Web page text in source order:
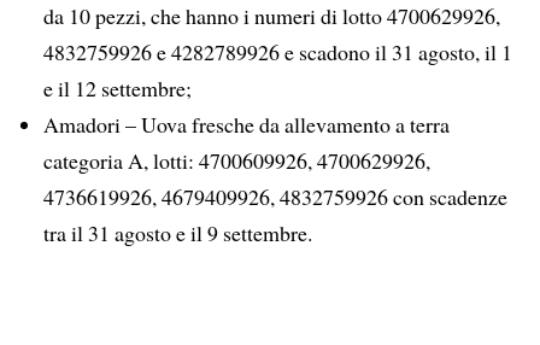
da 10 pezzi, che hanno i numeri di lotto 4700629926,
4832759926 e 4282789926 e scadono il 31 agosto, il 1
e il 12 settembre;
Amadori – Uova fresche da allevamento a terra
categoria A, lotti: 4700609926, 4700629926,
4736619926, 4679409926, 4832759926 con scadenze
tra il 31 agosto e il 9 settembre.